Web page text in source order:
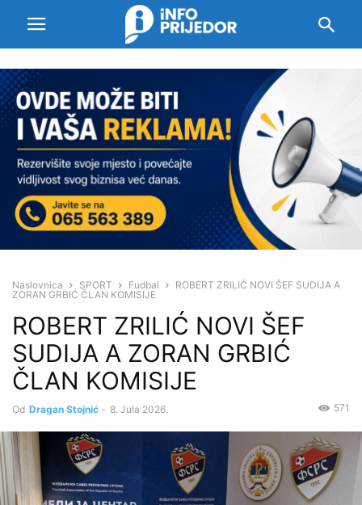
Naslovnica SPORT Fudbal
ROBERT ZRILIĆ NOVI ŠEF SUDIJA A
ZORAN GRBIĆ ČLAN KOMISIJE
ROBERT ZRILIĆ NOVI ŠEF
SUDIJA A ZORAN GRBIĆ
ČLAN KOMISIJE
Od Dragan Stojnić - 8. Jula 2026. 571